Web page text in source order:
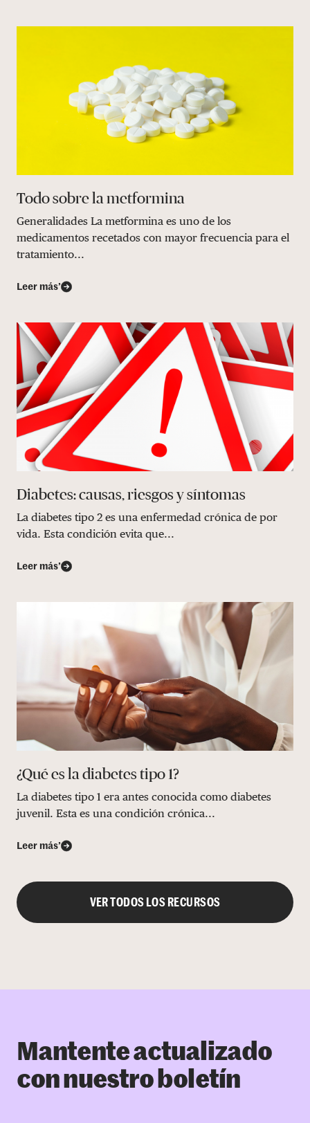
Todo sobre la metformina
Generalidades La metformina es uno de los
medicamentos recetados con mayor frecuencia para el
tratamiento...
Leer más’
Diabetes: causas, riesgos y síntomas
La diabetes tipo 2 es una enfermedad crónica de por
vida. Esta condición evita que...
Leer más’
¿Qué es la diabetes tipo 1?
La diabetes tipo 1 era antes conocida como diabetes
juvenil. Esta es una condición crónica...
Leer más’
VER TODOS LOS RECURSOS
Mantente actualizado
con nuestro boletín